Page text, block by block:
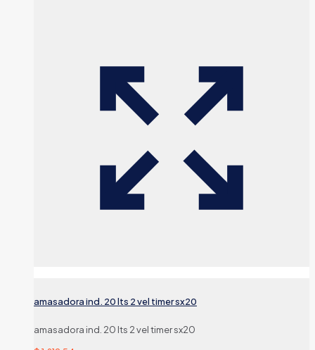
amasadora ind. 20 lts 2 vel timer sx20
amasadora ind. 20 lts 2 vel timer sx20